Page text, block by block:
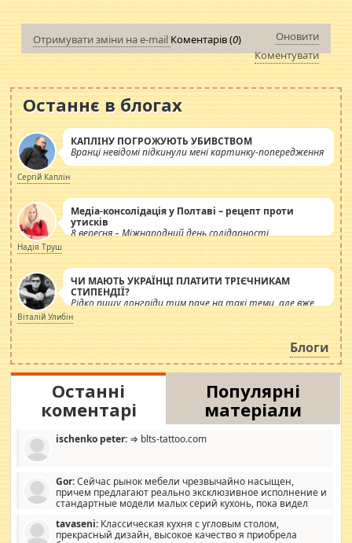
Отримувати зміни на e-mail Коментарів (0)
Оновити
Коментувати
Останнє в блогах
КАПЛІНУ ПОГРОЖУЮТЬ УБИВСТВОМ
Вранці невідомі підкинули мені картинку-попередження
Сергій Каплін
Медіа-консолідація у Полтаві – рецепт проти
утисків
8 вересня – Міжнародний день солідарності
журналістів.
Надія Труш
ЧИ МАЮТЬ УКРАЇНЦІ ПЛАТИТИ ТРІЄЧНИКАМ
СТИПЕНДІЇ?
Рідко пишу лонгріди тим паче на такі теми, але вже
просто дістало! Обурюють сьогоднішні інсенуації
навколо стипендіального питання. Штучно
роздувається ще одна соціальна катастрофа.
Віталій Улибін
Блоги
Останні
коментарі
Популярні
матеріали
ischenko peter: ⇒ blts-tattoo.com
Gor:Сейчас рынок мебели чрезвычайно насыщен,
причем предлагают реально эксклюзивное исполнение и
стандартные модели малых серий кухонь, пока видел
стандартные формы, в MebelOk, креативненько и что главное -
со вкусом все в порядке, без ненужных наворотов удорожающих
tavaseni: Классическая кухня с угловым столом,
прекрасный дизайн, высокое качество я приобрела